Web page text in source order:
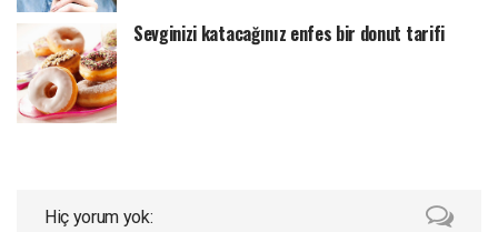
Sevginizi katacağınız enfes bir donut tarifi
Hiç yorum yok: